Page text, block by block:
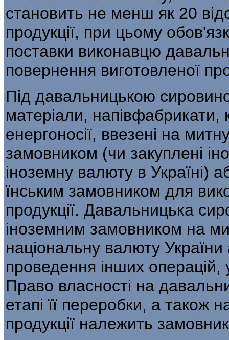
становить не менш як 20
продукції, при цьому
поставки виконавцю
повернення виготовленої
Під давальницькою
матеріали, напівфабрикати,
енергоносії, ввезені на
замовником (чи закуплені
іноземну валюту в Україні)
їнським замовником для
продукції. Давальницька
іноземним замовником на
національну валюту
проведення інших операцій,
Право власності на
етапі її переробки, а також
продукції належить